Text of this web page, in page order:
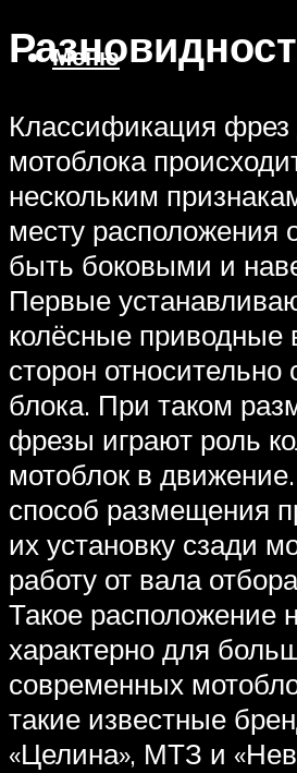
Меню
Классификация фрез
мотоблока
нескольким
месту расположения
быть боковыми и
Первые
колёсные приводные
сторон относительно
блока. При таком
фрезы играют роль
мотоблок в
способ размещения
их установку сзади
работу от вала
Такое расположение
характерно для
современных
такие известные
«Целина», МТЗ и